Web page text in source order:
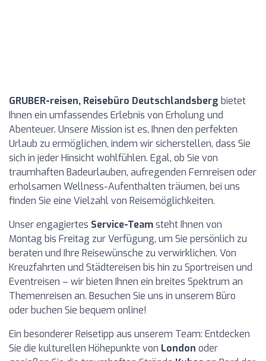
GRUBER-reisen, Reisebüro Deutschlandsberg bietet
Ihnen ein umfassendes Erlebnis von Erholung und
Abenteuer. Unsere Mission ist es, Ihnen den perfekten
Urlaub zu ermöglichen, indem wir sicherstellen, dass Sie
sich in jeder Hinsicht wohlfühlen. Egal, ob Sie von
traumhaften Badeurlauben, aufregenden Fernreisen oder
erholsamen Wellness-Aufenthalten träumen, bei uns
finden Sie eine Vielzahl von Reisemöglichkeiten.
Unser engagiertes Service-Teamsteht Ihnen von
Montag bis Freitag zur Verfügung, um Sie persönlich zu
beraten und Ihre Reisewünsche zu verwirklichen. Von
Kreuzfahrten und Städtereisen bis hin zu Sportreisen und
Eventreisen – wir bieten Ihnen ein breites Spektrum an
Themenreisen an. Besuchen Sie uns in unserem Büro
oder buchen Sie bequem online!
Ein besonderer Reisetipp aus unserem Team: Entdecken
Sie die kulturellen Höhepunkte von London oder